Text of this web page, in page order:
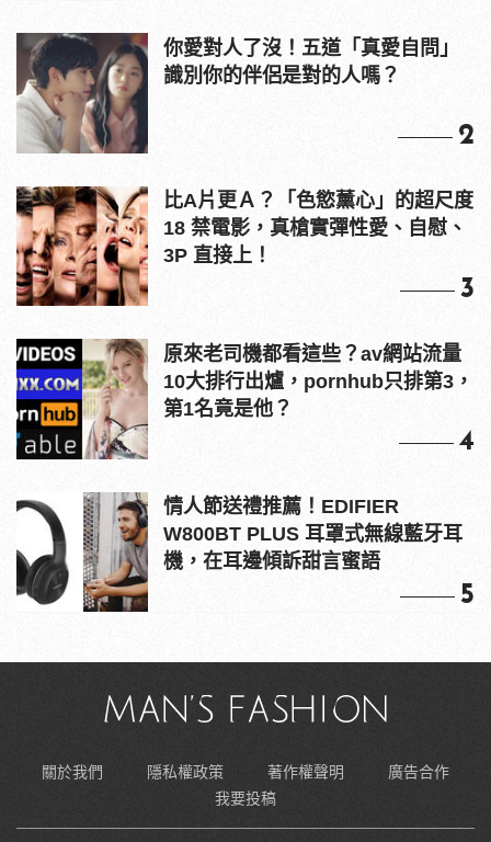
你愛對人了沒！五道「真愛自問」
識別你的伴侶是對的人嗎？
2
比A片更Ａ？「色慾薰心」的超尺度
18 禁電影，真槍實彈性愛、自慰、
3P 直接上！
3
原來老司機都看這些？av網站流量
10大排行出爐，pornhub只排第3，
第1名竟是他？
4
情人節送禮推薦！EDIFIER
W800BT PLUS 耳罩式無線藍牙耳
機，在耳邊傾訴甜言蜜語
5
關於我們 隱私權政策 著作權聲明
廣告合作
我要投稿